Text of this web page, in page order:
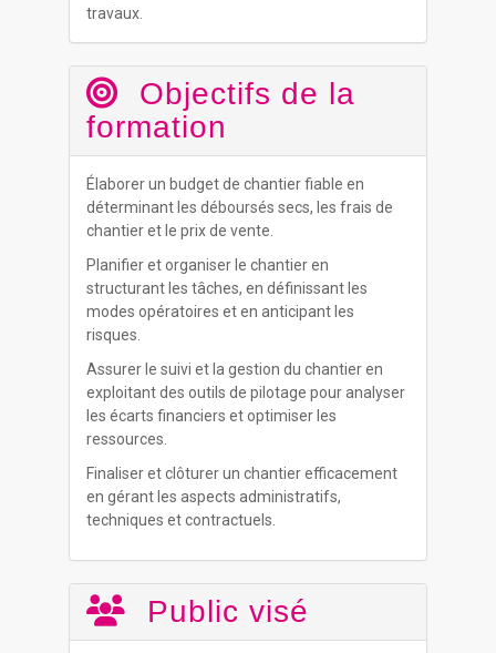
travaux.
Objectifs de la
formation
Élaborer un budget de chantier fiable en
déterminant les déboursés secs, les frais de
chantier et le prix de vente.
Planifier et organiser le chantier en
structurant les tâches, en définissant les
modes opératoires et en anticipant les
risques.
Assurer le suivi et la gestion du chantier en
exploitant des outils de pilotage pour analyser
les écarts financiers et optimiser les
ressources.
Finaliser et clôturer un chantier efficacement
en gérant les aspects administratifs,
techniques et contractuels.
Public visé